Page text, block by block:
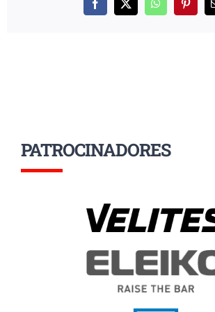
Facebook
X WhatsApp
PATROCINADORES